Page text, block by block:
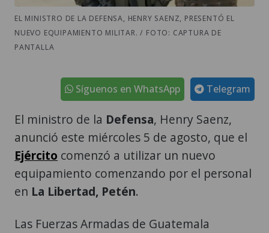
EL MINISTRO DE LA DEFENSA, HENRY SAENZ, PRESENTÓ EL
NUEVO EQUIPAMIENTO MILITAR. / FOTO: CAPTURA DE
PANTALLA
Telegram
Síguenos en WhatsApp
El ministro de la Defensa, Henry Saenz,
anunció este miércoles 5 de agosto, que el
Ejército comenzó a utilizar un nuevo
equipamiento comenzando por el personal
en La Libertad, Petén.
Las Fuerzas Armadas de Guatemala